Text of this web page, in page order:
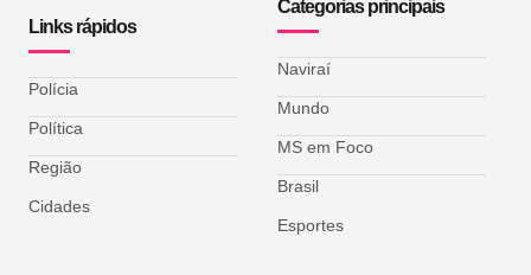
Links rápidos
Polícia
Política
Região
Cidades
Categorias principais
Naviraí
Mundo
MS em Foco
Brasil
Esportes